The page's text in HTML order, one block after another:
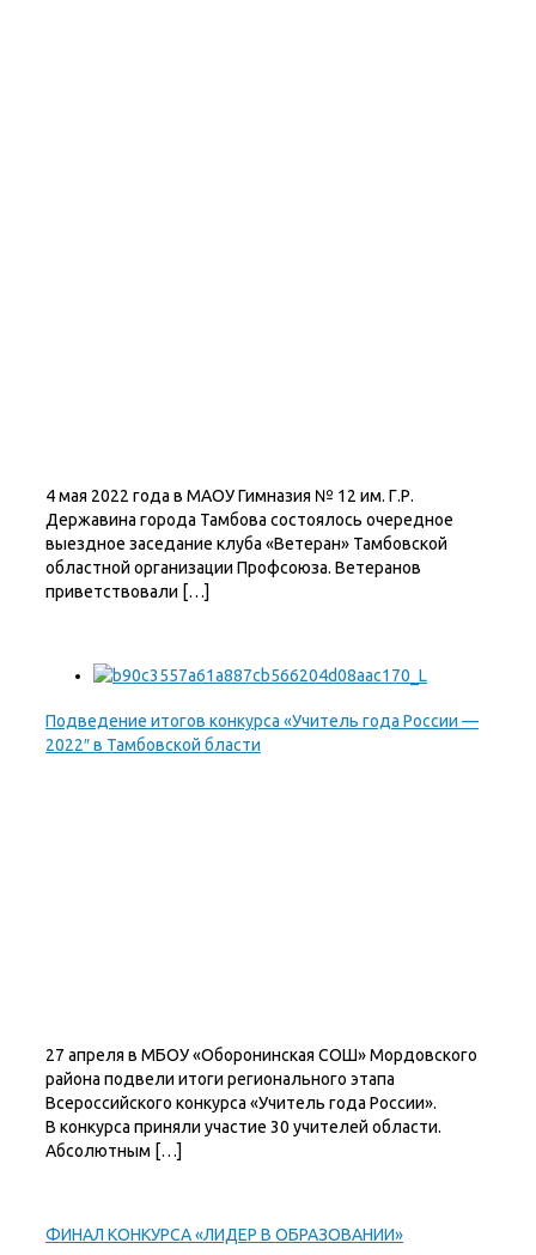
4 мая 2022 года в МАОУ Гимназия № 12 им. Г.Р.
Державина города Тамбова состоялось очередное
выездное заседание клуба «Ветеран» Тамбовской
областной организации Профсоюза. Ветеранов
приветствовали […]
Подведение итогов конкурса «Учитель года России —
2022″ в Тамбовской бласти
27 апреля в МБОУ «Оборонинская СОШ» Мордовского
района подвели итоги регионального этапа
Всероссийского конкурса «Учитель года России».
В конкурса приняли участие 30 учителей области.
Абсолютным […]
ФИНАЛ КОНКУРСА «ЛИДЕР В ОБРАЗОВАНИИ»